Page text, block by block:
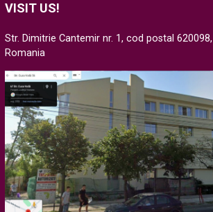
VISIT US!
Str. Dimitrie Cantemir nr. 1, cod postal
Romania